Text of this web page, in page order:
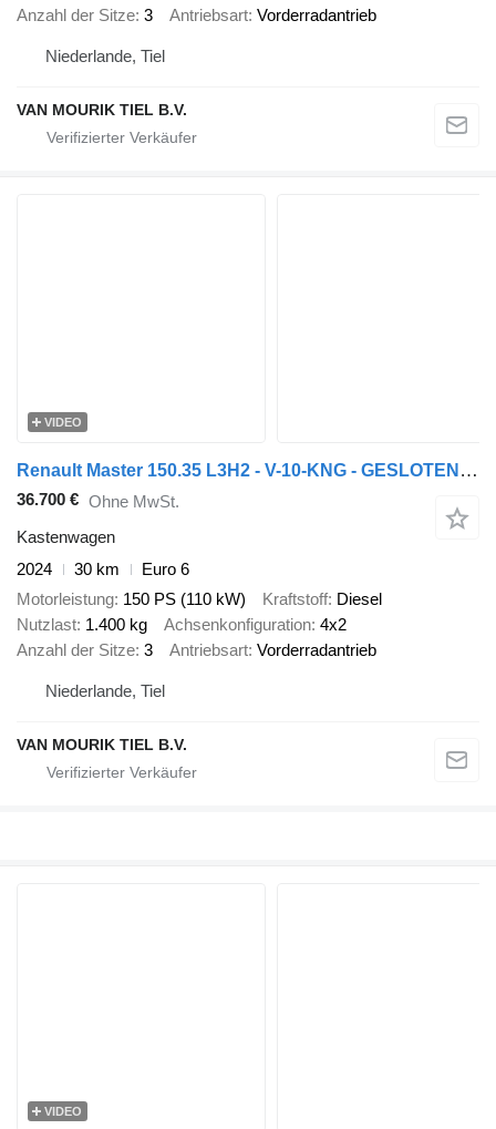
Anzahl der Sitze 3 Antriebsart Vorderradantrieb
Niederlande, Tiel
VAN MOURIK TIEL B.V.
VIDEO
Renault Master 150.35 L3H2 - V-10-KNG - GESLOTEN ZWART METALLIC - 2x ZIJ
36.700 € Ohne MwSt.
Kastenwagen
2024
30 km
Euro 6
Motorleistung 150 PS (110 kW) Kraftstoff Diesel
Nutzlast 1.400 kg Achsenkonfiguration 4x2
Anzahl der Sitze 3 Antriebsart Vorderradantrieb
Niederlande, Tiel
VAN MOURIK TIEL B.V.
VIDEO